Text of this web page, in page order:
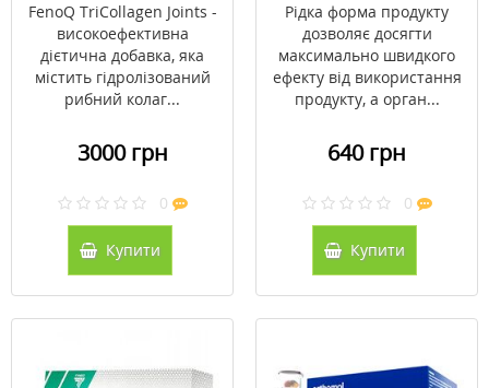
FenoQ TriCollagen Joints -
високоефективна
дієтична добавка, яка
містить гідролізований
рибний колаг...
3000 грн
0
Купити
Рідка форма продукту
дозволяє досягти
максимально швидкого
ефекту від використання
продукту, а орган...
640 грн
0
Купити